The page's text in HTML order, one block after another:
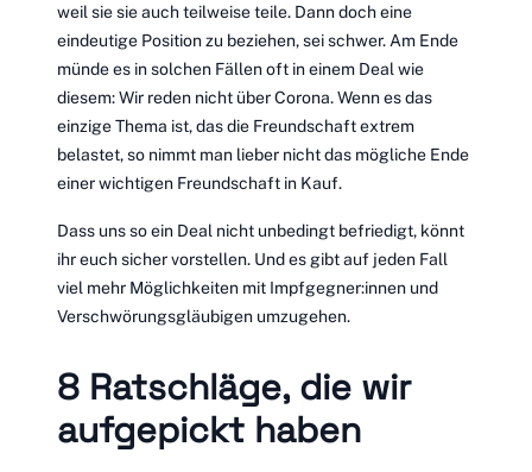
weil sie sie auch teilweise teile. Dann doch eine
eindeutige Position zu beziehen, sei schwer. Am Ende
münde es in solchen Fällen oft in einem Deal wie
diesem: Wir reden nicht über Corona. Wenn es das
einzige Thema ist, das die Freundschaft extrem
belastet, so nimmt man lieber nicht das mögliche Ende
einer wichtigen Freundschaft in Kauf.
Dass uns so ein Deal nicht unbedingt befriedigt, könnt
ihr euch sicher vorstellen. Und es gibt auf jeden Fall
viel mehr Möglichkeiten mit Impfgegner:innen und
Verschwörungsgläubigen umzugehen.
8 Ratschläge, die wir
aufgepickt haben